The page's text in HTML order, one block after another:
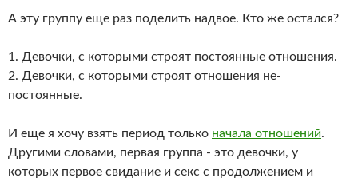
А эту группу еще раз поделить надвое. Кто же остался?
1. Девочки, с которыми строят постоянные отношения.
2. Девочки, с которыми строят отношения не-
постоянные.
И еще я хочу взять период только начала отношений.
Другими словами, первая группа - это девочки, у
которых первое свидание и секс с продолжением и